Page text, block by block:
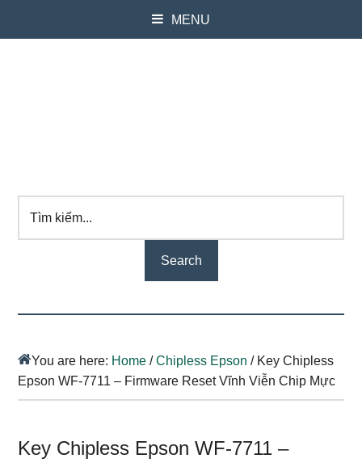
MENU
kiếm...
You are here: Home / Chipless Epson /Key Chipless
Epson WF-7711 – Firmware Reset Vĩnh Viễn Chip Mực
Key Chipless Epson WF-7711 –